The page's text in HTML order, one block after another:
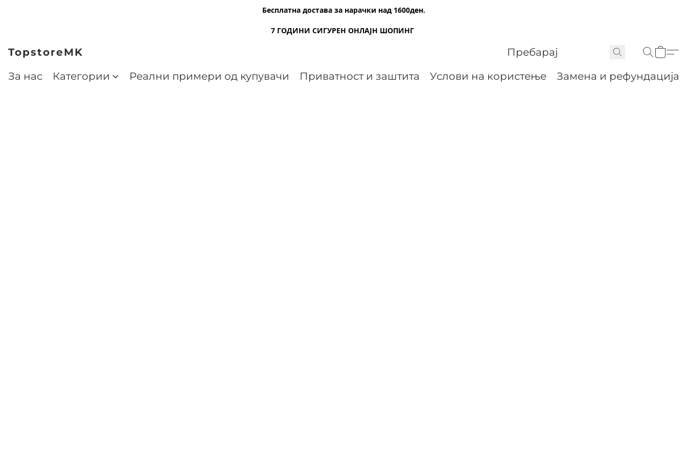
Бесплатна достава за нарачки над 1600ден.
7 ГОДИНИ СИГУРЕН ОНЛАЈН ШОПИНГ
TopstoreMK
За нас
Категории Реални примери од купувачи Приватност и заштита Услови на користење Замена и рефундација